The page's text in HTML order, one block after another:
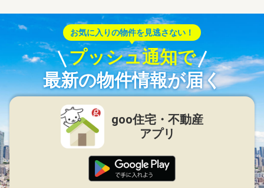
お気に入りの物件を見逃さない！
プッシュ通知で
最新の物件情報が届く
goo住宅・不動産
アプリ